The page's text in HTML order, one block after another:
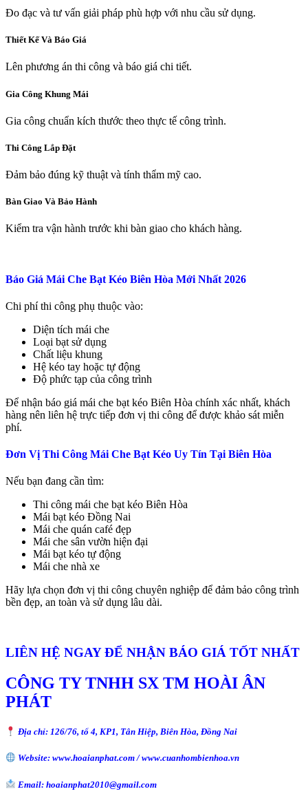
Đo đạc và tư vấn giải pháp phù hợp với nhu cầu sử dụng.
Thiết Kế Và Báo Giá
Lên phương án thi công và báo giá chi tiết.
Gia Công Khung Mái
Gia công chuẩn kích thước theo thực tế công trình.
Thi Công Lắp Đặt
Đảm bảo đúng kỹ thuật và tính thẩm mỹ cao.
Bàn Giao Và Bảo Hành
Kiểm tra vận hành trước khi bàn giao cho khách hàng.
Báo Giá Mái Che Bạt Kéo Biên Hòa Mới Nhất 2026
Chi phí thi công phụ thuộc vào:
Diện tích mái che
Loại bạt sử dụng
Chất liệu khung
Hệ kéo tay hoặc tự động
Độ phức tạp của công trình
Để nhận báo giá mái che bạt kéo Biên Hòa chính xác nhất, khách
hàng nên liên hệ trực tiếp đơn vị thi công để được khảo sát miễn
phí.
Đơn Vị Thi Công Mái Che Bạt Kéo Uy Tín Tại Biên Hòa
Nếu bạn đang cần tìm:
Thi công mái che bạt kéo Biên Hòa
Mái bạt kéo Đồng Nai
Mái che quán café đẹp
Mái che sân vườn hiện đại
Mái bạt kéo tự động
Mái che nhà xe
Hãy lựa chọn đơn vị thi công chuyên nghiệp để đảm bảo công trình
bền đẹp, an toàn và sử dụng lâu dài.
LIÊN HỆ NGAY ĐỂ NHẬN BÁO GIÁ TỐT NHẤT
CÔNG TY TNHH SX TM HOÀI ÂN
PHÁT
Địa chỉ: 126/76, tổ 4, KP1, Tân Hiệp, Biên Hòa, Đồng Nai
Website: www.hoaianphat.com / www.cuanhombienhoa.vn
Email: hoaianphat2010@gmail.com